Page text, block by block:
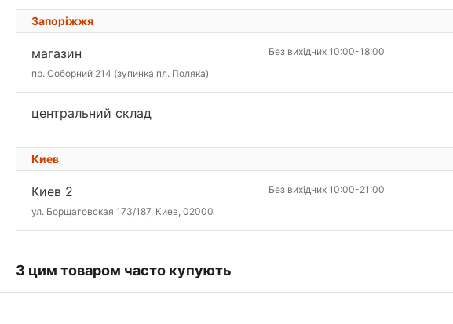
Запоріжжя
магазин
пр. Соборний 214 (зупинка пл. Поляка)
Без вихідних 10:00-18:00
центральний склад
Киев
Киев 2
ул. Борщаговская 173/187, Киев, 02000
Без вихідних 10:00-21:00
З цим товаром часто купують